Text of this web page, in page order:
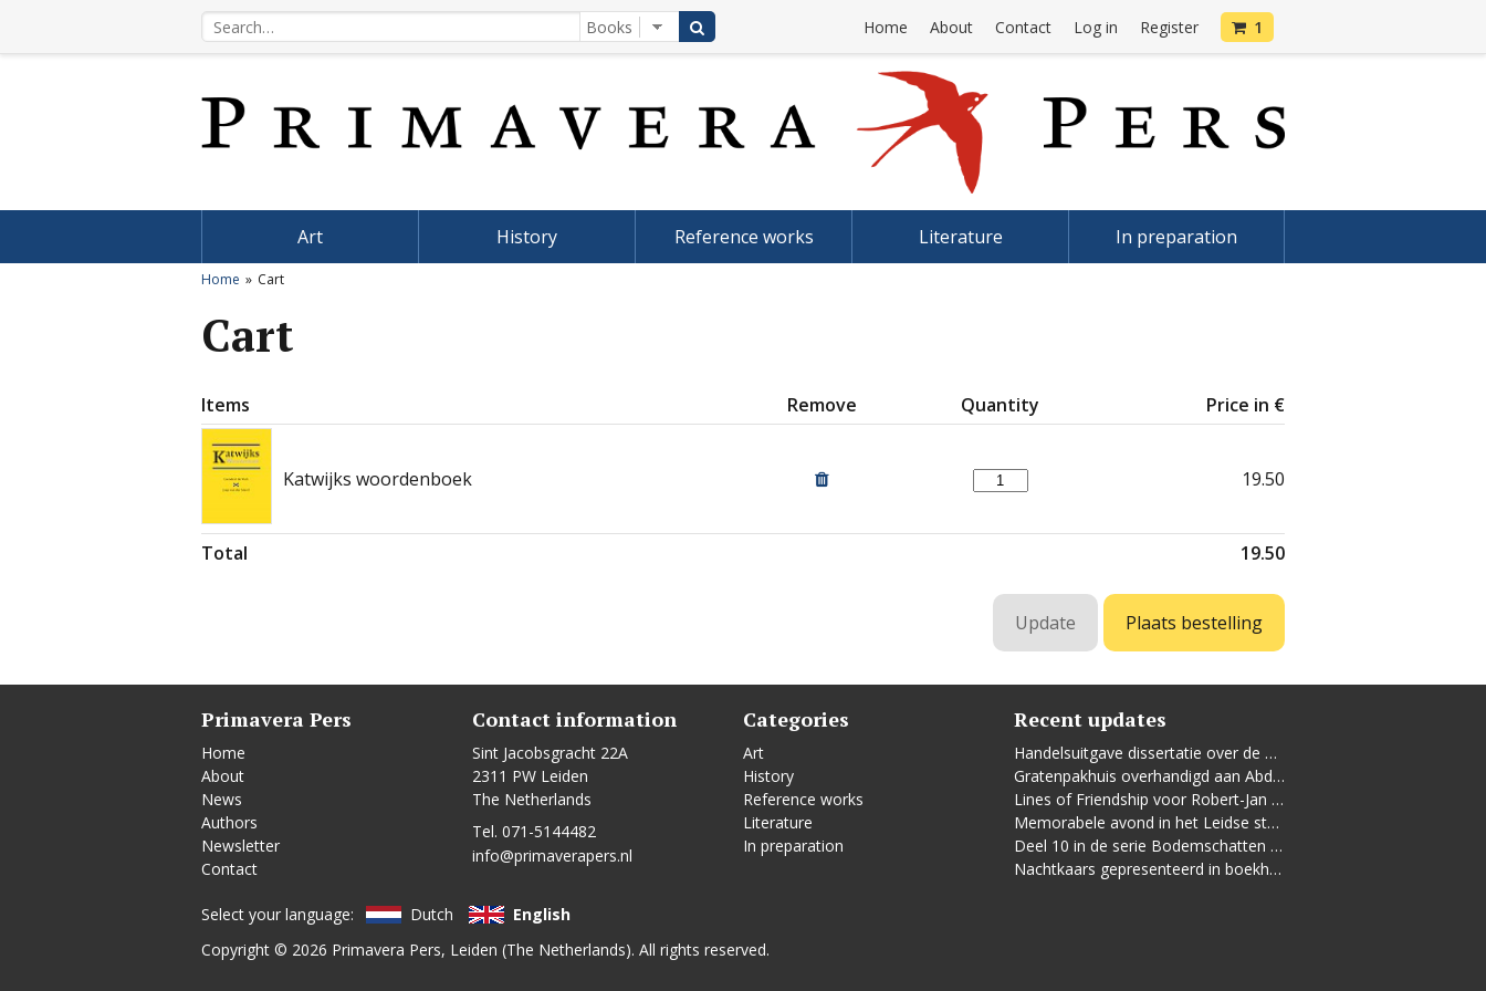
Home About Contact Log in Register 1
Art History Reference works Literature In preparation
Home Cart
Cart
Items Remove Quantity Price in €
Katwijks woordenboek 19.50
Total 19.50
Primavera Pers
Home
About
News
Authors
Newsletter
Contact
Contact information
Sint Jacobsgracht 22A
2311 PW Leiden
The Netherlands
Tel. 071-5144482
info@primaverapers.nl
Categories
Art
History
Reference works
Literature
In preparation
Recent updates
Handelsuitgave dissertatie over de Leidse vrouwenbeweging
Gratenpakhuis overhandigd aan Abdelhaq Jermoumi
Lines of Friendship voor Robert-Jan te Rijdt
Memorabele avond in het Leidse stadhuis
Deel 10 in de serie Bodemschatten en Bouwgeheimen verschenen
Nachtkaars gepresenteerd in boekhandel De Kler
Select your language: Dutch
English
Copyright © 2026 Primavera Pers, Leiden (The Netherlands). All rights reserved.